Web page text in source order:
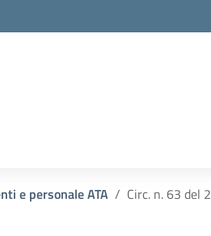
e personale ATA Circ. n. 63 del